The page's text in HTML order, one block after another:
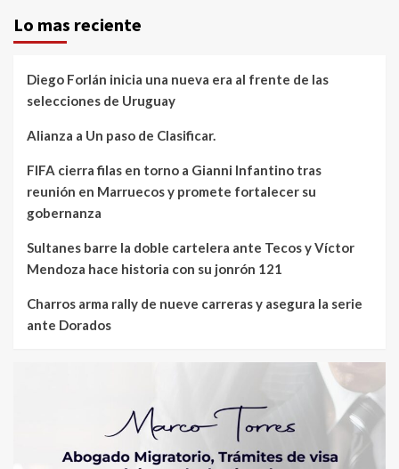
Lo mas reciente
Diego Forlán inicia una nueva era al frente de las
selecciones de Uruguay
Alianza a Un paso de Clasificar.
FIFA cierra filas en torno a Gianni Infantino tras
reunión en Marruecos y promete fortalecer su
gobernanza
Sultanes barre la doble cartelera ante Tecos y Víctor
Mendoza hace historia con su jonrón 121
Charros arma rally de nueve carreras y asegura la serie
ante Dorados